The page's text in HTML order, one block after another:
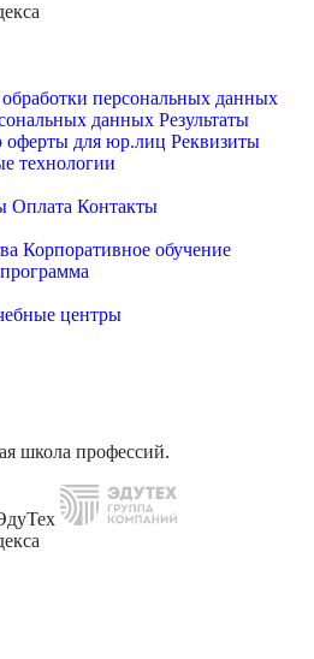
персональных данных
данных Результаты
оферты для юр.лиц Реквизиты
технологии
Оплата Контакты
Корпоративное обучение
центры
школа профессий.